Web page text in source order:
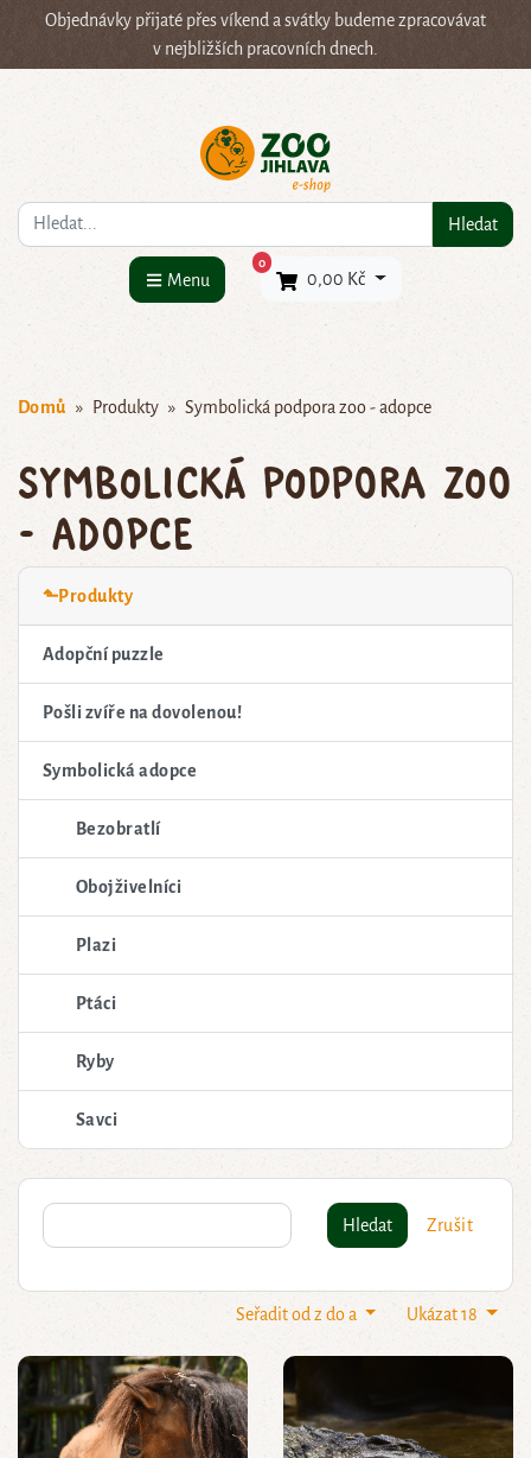
Objednávky přijaté přes víkend a svátky budeme zpracovávat
v nejbližších pracovních dnech.
Co hledáte? Hledat
Menu
0×
0,00 Kč
Domů Produkty Symbolická podpora zoo - adopce
Symbolická podpora zoo
- adopce
⬑Produkty
Adopční puzzle
Pošli zvíře na dovolenou!
Symbolická adopce
Bezobratlí
Obojživelníci
Plazi
Ptáci
Ryby
Savci
Hledat Zrušit
Ukázat 18
Seřadit od z do a